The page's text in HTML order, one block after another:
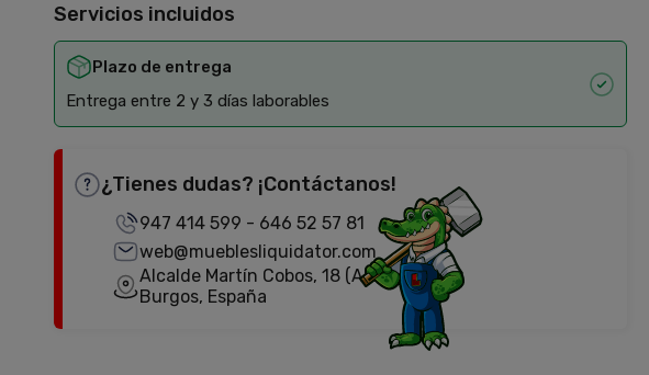
Servicios incluidos
Plazo de entrega
Entrega entre 2 y 3 días laborables
¿Tienes dudas? ¡Contáctanos!
947 414 599 - 646 52 57 81
web@mueblesliquidator.com
Alcalde Martín Cobos, 18 (Antigua Fiat)
Burgos, España